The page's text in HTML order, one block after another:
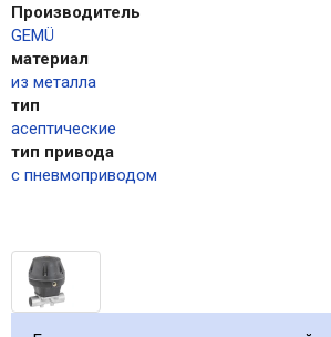
Производитель
GEMÜ
материал
из металла
тип
асептические
тип привода
с пневмоприводом